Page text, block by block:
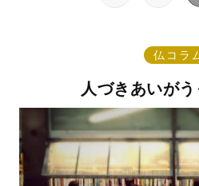
仏コラ
人づきあいが